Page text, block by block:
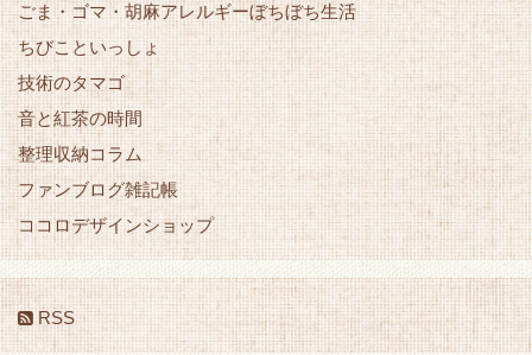
ごま・ゴマ・胡麻アレルギーぼちぼち生活
ちびこといっしょ
技術のタマゴ
音と紅茶の時間
整理収納コラム
ファンブログ雑記帳
ココロデザインショップ
RSS